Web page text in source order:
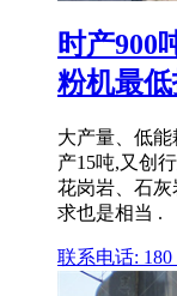
时产900
粉机最
大产量、低
产15吨,又创
花岗岩、石
求也是相当 .
联系电话: 180